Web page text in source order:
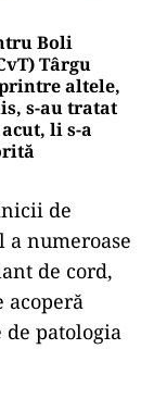
Boli
Târgu
altele,
s-au tratat
li s-a
de
a numeroase
de cord,
acoperă
patologia